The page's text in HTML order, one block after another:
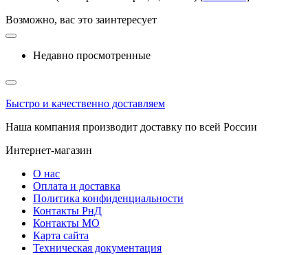
Возможно, вас это заинтересует
Недавно просмотренные
Быстро и качественно доставляем
Наша компания производит доставку по всей России
Интернет-магазин
О нас
Оплата и доставка
Политика конфиденциальности
Контакты РнД
Контакты МО
Карта сайта
Техническая документация